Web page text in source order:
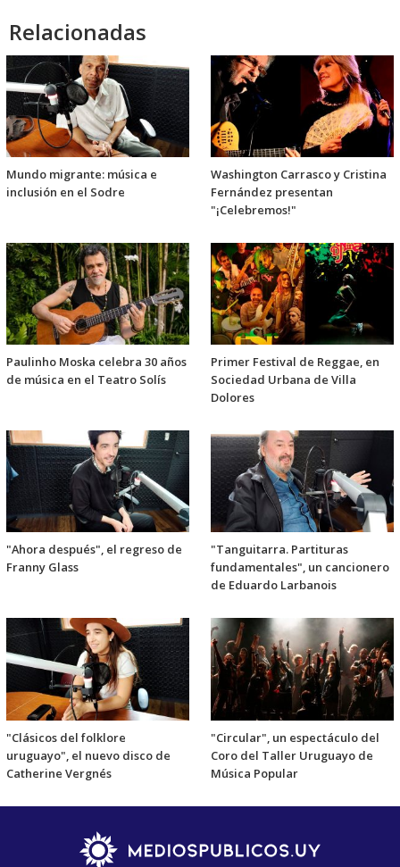
Relacionadas
Mundo migrante: música e
inclusión en el Sodre
Washington Carrasco y Cristina
Fernández presentan
"¡Celebremos!"
Paulinho Moska celebra 30 años
de música en el Teatro Solís
Primer Festival de Reggae, en
Sociedad Urbana de Villa
Dolores
"Ahora después", el regreso de
Franny Glass
"Tanguitarra. Partituras
fundamentales", un cancionero
de Eduardo Larbanois
"Clásicos del folklore
uruguayo", el nuevo disco de
Catherine Vergnés
"Circular", un espectáculo del
Coro del Taller Uruguayo de
Música Popular